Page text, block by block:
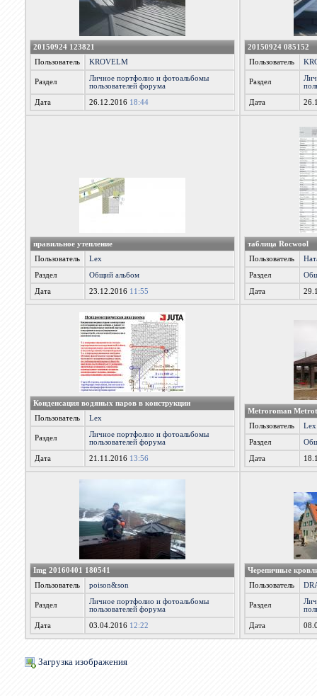
20150924 123821
Пользователь
KROVELM
Раздел
Личное портфолио и фотоальбомы
пользователей форума
Дата 26.12.2016 18:44
20150924 085152
Пользователь
Раздел
Дата
правильное утепление
Пользователь
Lex
Раздел Общий альбом
Дата 23.12.2016 11:55
таблица Rocwool
Пользователь
Раздел
Дата
Конденсация водяных паров в конструкции
Пользователь
Lex
Раздел
Личное портфолио и фотоальбомы
пользователей форума
Дата 21.11.2016 13:56
Metroroman
Пользователь
Lex
Раздел
Дата
Img 20160401 180541
Пользователь
poison&son
Раздел
Личное портфолио и фотоальбомы
пользователей форума
Дата 03.04.2016 12:22
Черепичные
Пользователь
Раздел
Дата
Загрузка изображения